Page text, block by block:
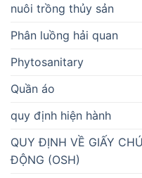
nuôi trồng thủy sản
Phân luồng hải quan
Phytosanitary
Quần áo
quy định hiện hành
QUY ĐỊNH VỀ GIẤY
ĐỘNG (OSH)